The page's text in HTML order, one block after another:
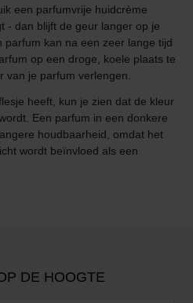
een parfumvrije huidcrème
- dan blijft de geur langer op je
kan na een zeer lange tijd
op een droge, koele plaats te
van je parfum verlengen.
heeft, kun je zien dat de kleur
Een parfum in een donkere
houdbaarheid, omdat het
wordt beïnvloed als een
DE HOOGTE